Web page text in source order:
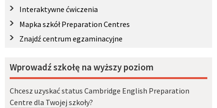
Interaktywne ćwiczenia
Mapka szkół Preparation Centres
Znajdź centrum egzaminacyjne
Wprowadź szkołę na wyższy poziom
Chcesz uzyskać status Cambridge English Preparation
Centre dla Twojej szkoły?